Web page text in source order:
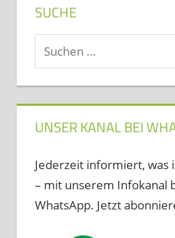
SUCHE
Suchen
nach:
UNSER KANAL BEI
Jederzeit informiert, was
– mit unserem Infokanal
WhatsApp. Jetzt